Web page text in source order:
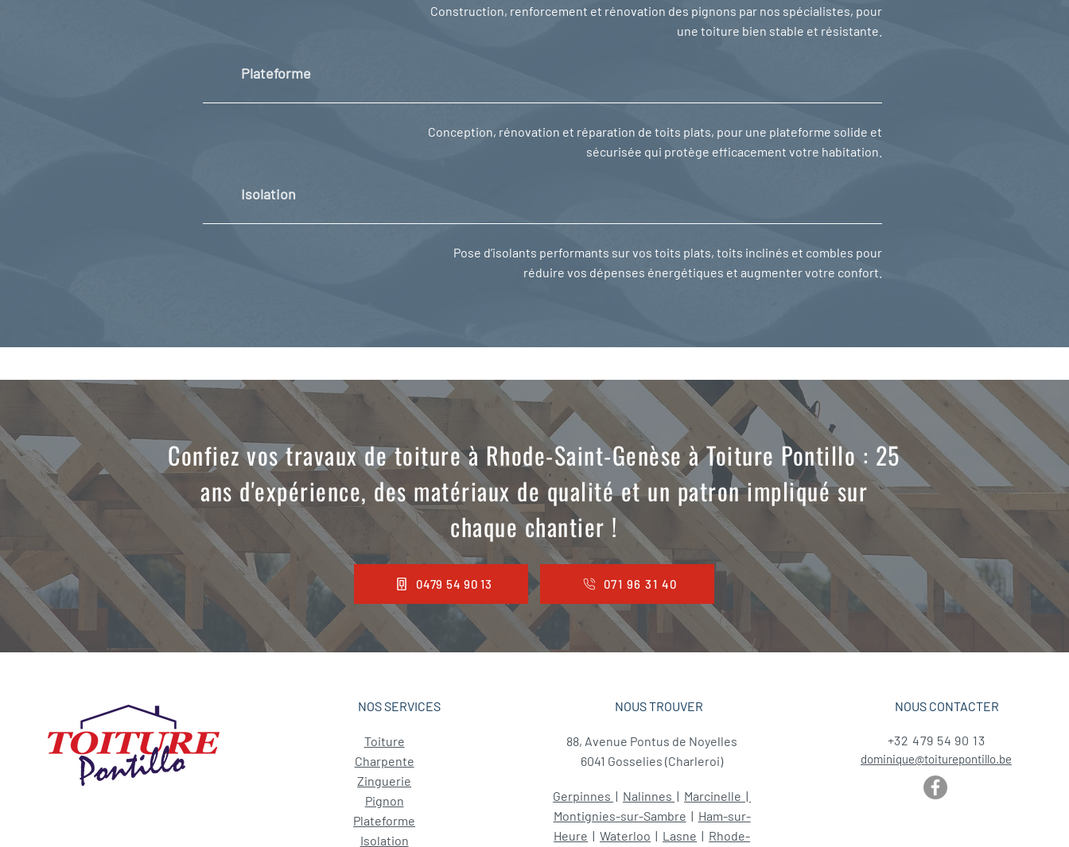
Construction, renforcement et rénovation des pignons par nos spécialistes, pour
une toiture bien stable et résistante.
Plateforme
Conception, rénovation et réparation de toits plats, pour une plateforme solide et
sécurisée qui protège efficacement votre habitation.
Isolation
Pose d’isolants performants sur vos toits plats, toits inclinés et combles pour
réduire vos dépenses énergétiques et augmenter votre confort.
Confiez vos travaux de toiture à Rhode-Saint-Genèse à Toiture Pontillo : 25
ans d'expérience, des matériaux de qualité et un patron impliqué sur
chaque chantier !
0479 54 90 13 071 96 31 40
NOS SERVICES
Toiture
Charpente
Zinguerie
Pignon
Plateforme
Isolation
NOUS TROUVER
88, Avenue Pontus de Noyelles
6041 Gosselies (Charleroi)
Gerpinnes | Nalinnes | Marcinelle |
Montignies-sur-Sambre | Ham-sur-
Heure |Waterloo | Lasne | Rhode-
NOUS CONTACTER
+32 479 54 90 13
dominique@toiturepontillo.be